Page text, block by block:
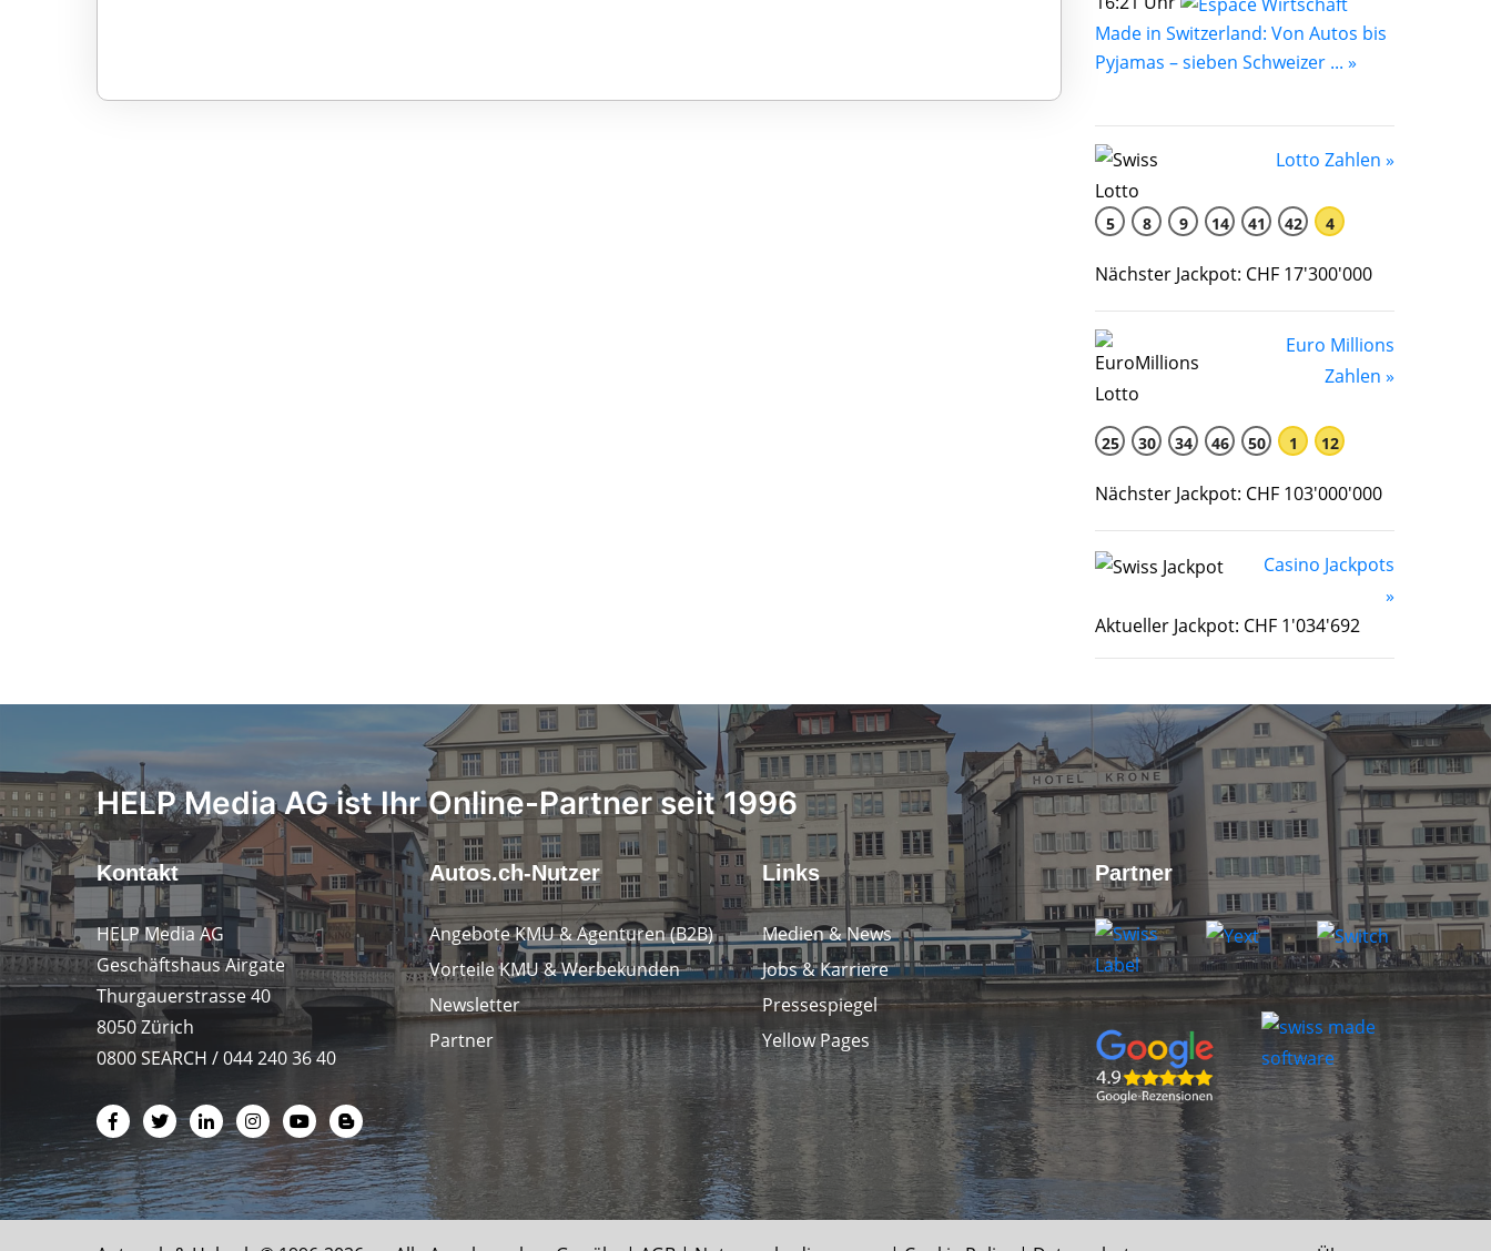
Made in Switzerland: Von Autos bis
Pyjamas – sieben Schweizer ... »
Lotto Zahlen »
5 8 9 14 41 42 4
Nächster Jackpot: CHF 17'300'000
Euro Millions
Zahlen »
25 30 34 46 50 1 12
Nächster Jackpot: CHF 103'000'000
Casino Jackpots
»
Aktueller Jackpot: CHF 1'034'692
HELP Media AG ist Ihr Online-Partner seit 1996
Kontakt
HELP Media AG
Geschäftshaus Airgate
Thurgauerstrasse 40
8050 Zürich
0800 SEARCH / 044 240 36 40
Autos.ch-Nutzer
Angebote KMU & Agenturen (B2B)
Vorteile KMU & Werbekunden
Newsletter
Partner
Links
Medien & News
Jobs & Karriere
Pressespiegel
Yellow Pages
Partner